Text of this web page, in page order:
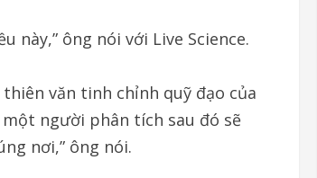
ông nói với Live Science.
văn tinh chỉnh quỹ đạo của
người phân tích sau đó sẽ
nơi,” ông nói.